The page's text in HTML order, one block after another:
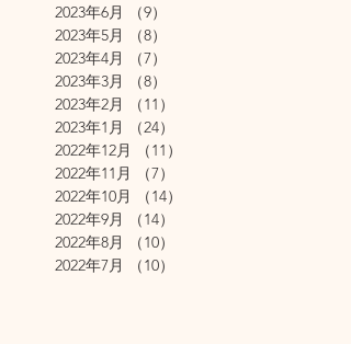
2023年6月
（9）
2023年5月
（8）
2023年4月
（7）
2023年3月
（8）
2023年2月
（11）
2023年1月
（24）
2022年12月
（11）
2022年11月
（7）
2022年10月
（14）
2022年9月
（14）
2022年8月
（10）
2022年7月
（10）